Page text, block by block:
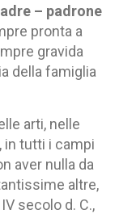
– padrone
pronta a
gravida
della famiglia
arti, nelle
in tutti i campi
aver nulla da
altre,
secolo d. C.,